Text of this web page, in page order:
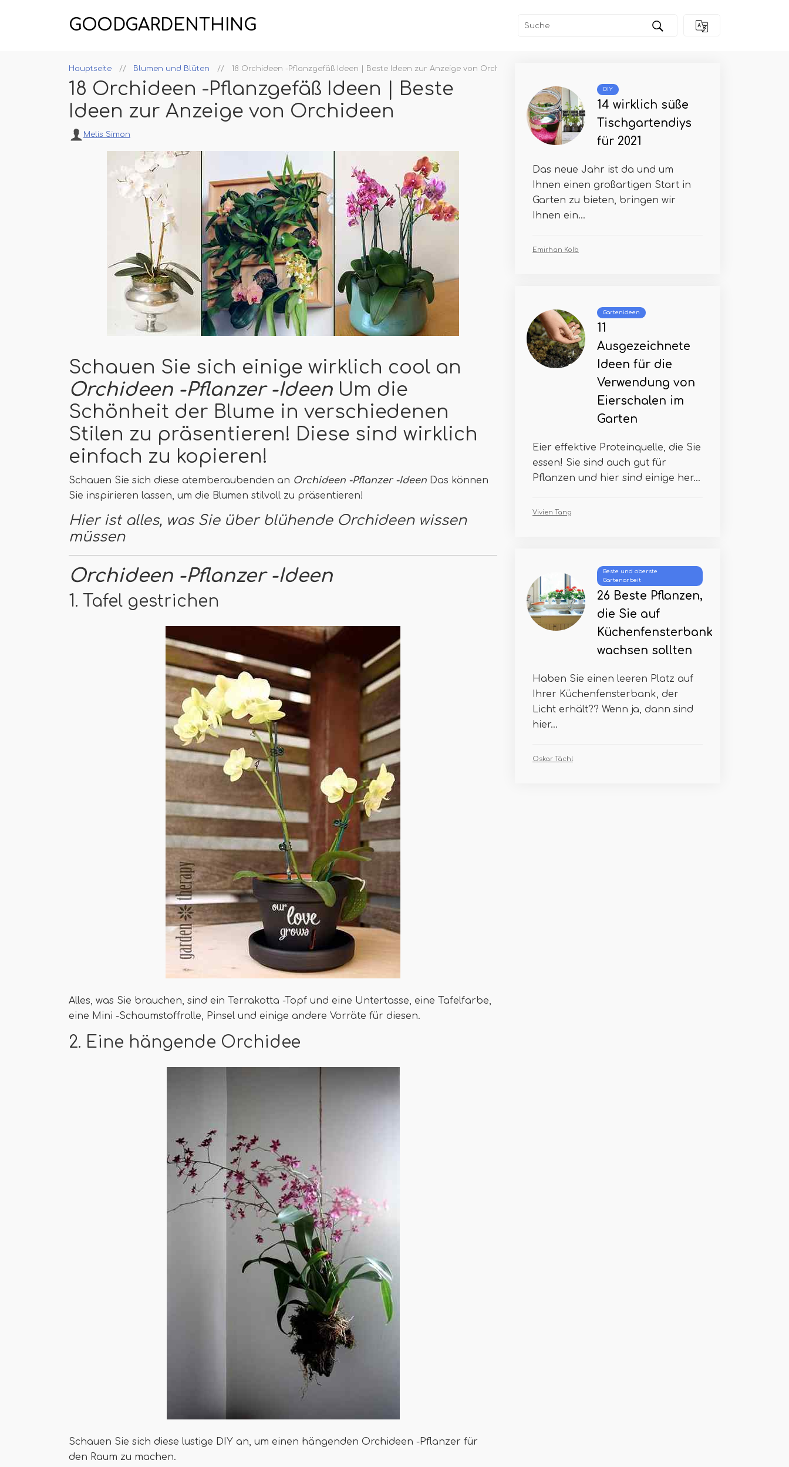
GOODGARDENTHING
Hauptseite Blumen und Blüten 18 Orchideen -Pflanzgefäß Ideen | Beste Ideen zur Anzeige von Orchideen
18 Orchideen -Pflanzgefäß Ideen | Beste
Ideen zur Anzeige von Orchideen
Melis Simon
Schauen Sie sich einige wirklich cool an
Orchideen -Pflanzer -Ideen Um die
Schönheit der Blume in verschiedenen
Stilen zu präsentieren! Diese sind wirklich
einfach zu kopieren!
Schauen Sie sich diese atemberaubenden an Orchideen -Pflanzer -Ideen Das können
Sie inspirieren lassen, um die Blumen stilvoll zu präsentieren!
Hier ist alles, was Sie über blühende Orchideen wissen
müssen
Orchideen -Pflanzer -Ideen
1. Tafel gestrichen
Alles, was Sie brauchen, sind ein Terrakotta -Topf und eine Untertasse, eine Tafelfarbe,
eine Mini -Schaumstoffrolle, Pinsel und einige andere Vorräte für diesen.
2. Eine hängende Orchidee
Schauen Sie sich diese lustige DIY an, um einen hängenden Orchideen -Pflanzer für
den Raum zu machen.
DIY
14 wirklich süße
Tischgartendiys
für 2021
Das neue Jahr ist da und um
Ihnen einen großartigen Start in
Garten zu bieten, bringen wir
Ihnen ein...
Emirhan Kolb
Gartenideen
11
Ausgezeichnete
Ideen für die
Verwendung von
Eierschalen im
Garten
Eier effektive Proteinquelle, die Sie
essen! Sie sind auch gut für
Pflanzen und hier sind einige her...
Vivien Tang
Beste und oberste
Gartenarbeit
26 Beste Pflanzen,
die Sie auf
Küchenfensterbank
wachsen sollten
Haben Sie einen leeren Platz auf
Ihrer Küchenfensterbank, der
Licht erhält?? Wenn ja, dann sind
hier...
Oskar Tächl